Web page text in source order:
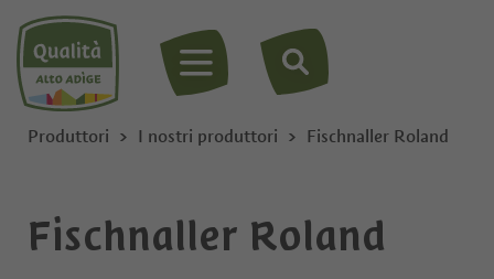
MENU
Produttori I nostri produttori Fischnaller Roland
Fischnaller Roland